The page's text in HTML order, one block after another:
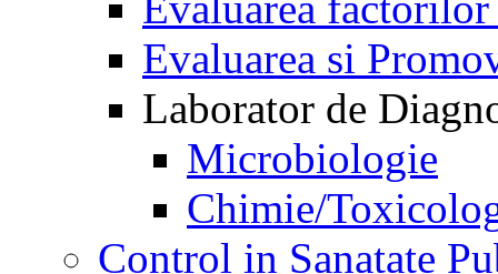
Evaluarea si
Laborator de
Microbiologie
Chimie/
Control in Sanatate